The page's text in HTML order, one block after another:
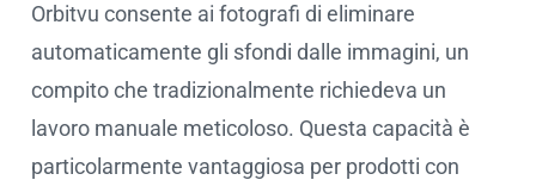
Orbitvu consente ai fotografi di eliminare
automaticamente gli sfondi dalle immagini, un
compito che tradizionalmente richiedeva un
lavoro manuale meticoloso. Questa capacità è
particolarmente vantaggiosa per prodotti con